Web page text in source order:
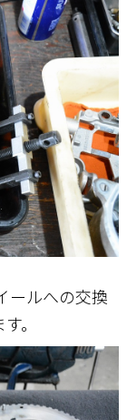
ールへの交換
。